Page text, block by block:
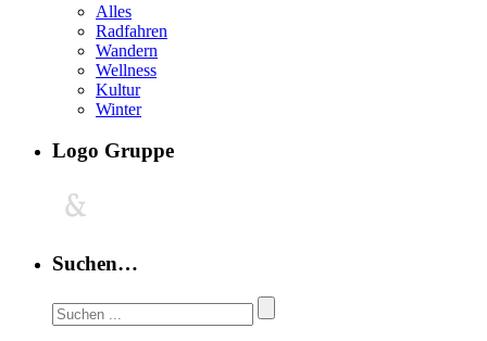
Alles
Radfahren
Wandern
Wellness
Kultur
Winter
Logo Gruppe
Suchen…